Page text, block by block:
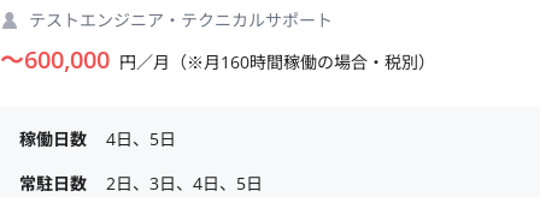
テストエンジニア・テクニカルサポート
〜600,000 円／月（※月160時間稼働の場合・税別）
稼働日数
4日、5日
常駐日数
2日、3日、4日、5日